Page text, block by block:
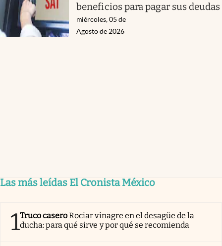
beneficios para pagar sus deudas
miércoles, 05 de
Agosto de 2026
Las más leídas El Cronista México
1Truco caseroRociar vinagre en el desagüe de la
ducha: para qué sirve y por qué se recomienda